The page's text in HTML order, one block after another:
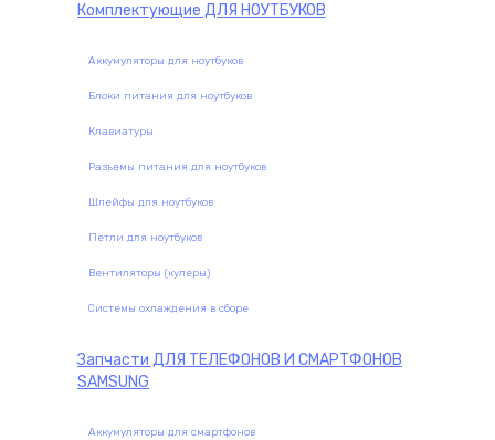
Комплектующие ДЛЯ НОУТБУКОВ
Аккумуляторы для ноутбуков
Блоки питания для ноутбуков
Клавиатуры
Разъемы питания для ноутбуков
Шлейфы для ноутбуков
Петли для ноутбуков
Вентиляторы (кулеры)
Системы охлаждения в сборе
Запчасти ДЛЯ ТЕЛЕФОНОВ И СМАРТФОНОВ
SAMSUNG
Аккумуляторы для смартфонов